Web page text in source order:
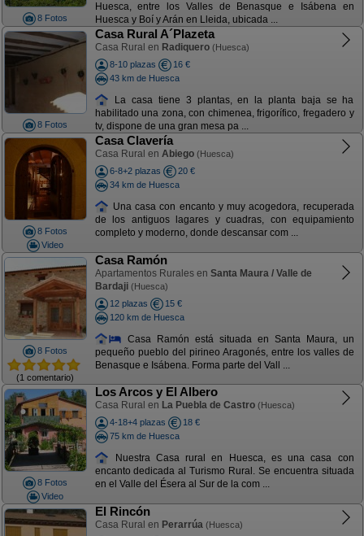
8 Fotos
Huesca, entre los Valles de Benasque e Isábena en
Huesca y Boí y Arán en Lleida, ubicada ...
8 Fotos
Casa Rural A´Plazeta
Casa Rural en Radiquero (Huesca)
8-10 plazas
16 €
43 km de Huesca
La casa tiene 3 plantas, en la planta baja se ha
habilitado una zona, con chimenea, frigorífico, fregadero y
tv, dispone de una gran mesa pa ...
8 Fotos
Video
Casa Clavería
Casa Rural en Abiego (Huesca)
6-8+2 plazas
20 €
34 km de Huesca
Una casa con encanto y muy acogedora, recuperada
de los antiguos lagares y cuadras, con equipamiento
completo y moderno, donde descansar com ...
8 Fotos
(1 comentario)
Casa Ramón
Apartamentos Rurales en Santa Maura / Valle de
Bardaji (Huesca)
12 plazas
15 €
120 km de Huesca
Casa Ramón está situada en Santa Maura, un
pequeño pueblo del pirineo Aragonés, entre los valles de
Benasque e Isábena. Forma parte del Vall ...
8 Fotos
Video
Los Arcos y El Albero
Casa Rural en La Puebla de Castro (Huesca)
4-18+4 plazas
18 €
75 km de Huesca
Nuestra Casa rural en Huesca, es una casa con
encanto dedicada al Turismo Rural. Se encuentra situada
en el Valle del Ésera al Sur de la com ...
El Rincón
Casa Rural en Perarrúa (Huesca)